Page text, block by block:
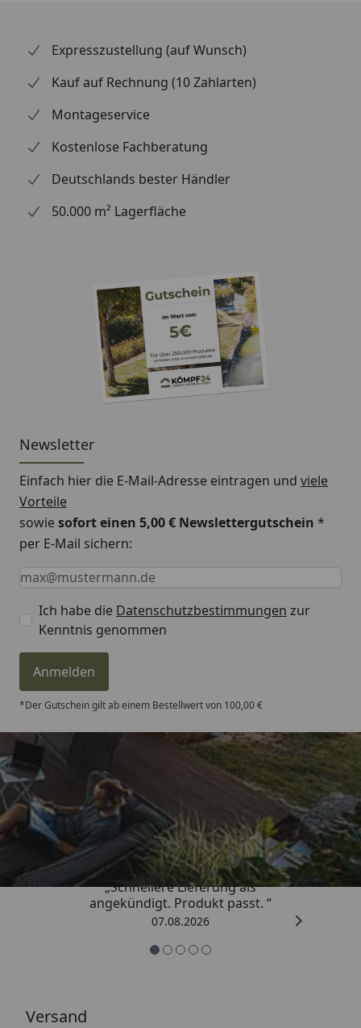
Expresszustellung (auf Wunsch)
Kauf auf Rechnung (10 Zahlarten)
Montageservice
Kostenlose Fachberatung
Deutschlands bester Händler
50.000 m² Lagerfläche
Newsletter
Einfach hier die E-Mail-Adresse eintragen und viele
Vorteile
sowiesofort einen 5,00 € Newslettergutschein *
per E-Mail sichern:
Keine Eingabe erforderlich
Eingabe erforderlich
E-Mail *
Ich habe die Datenschutzbestimmungen zur
Kenntnis genommen
Anmelden
*Der Gutschein gilt ab einem Bestellwert von 100,00 €
Trusted Shops
4,81/ 5
„Schnellere Lieferung als
angekündigt. Produkt passt. “
07.08.2026
Versand